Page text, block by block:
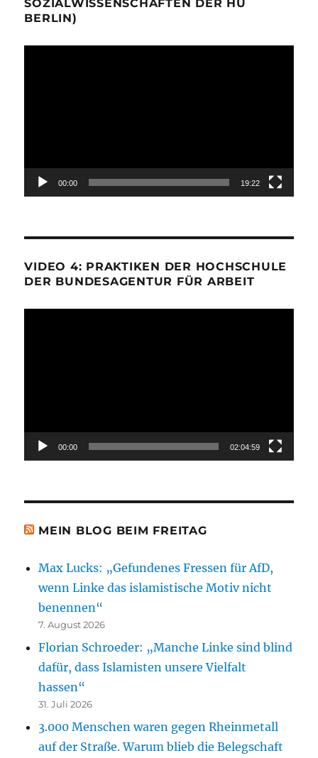
SOZIALWISSENSCHAFTEN DER HU
BERLIN)
00:00 19:22
VIDEO 4: PRAKTIKEN DER HOCHSCHULE
DER BUNDESAGENTUR FÜR ARBEIT
00:00 02:04:59
MEIN BLOG BEIM FREITAG
Max Lucks: „Gefundenes Fressen für AfD,
wenn Linke das islamistische Motiv nicht
benennen“
7. August 2026
Florian Schroeder: „Manche Linke sind blind
dafür, dass Islamisten unsere Vielfalt
hassen“
31. Juli 2026
3.000 Menschen waren gegen Rheinmetall
auf der Straße. Warum blieb die Belegschaft